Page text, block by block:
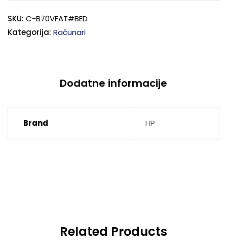
SKU: C-B70VFAT#BED
Kategorija: Računari
Dodatne informacije
Brand HP
Related Products